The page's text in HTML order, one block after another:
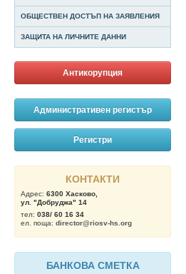
ОБЩЕСТВЕН ДОСТЪП НА ЗАЯВЛЕНИЯ
ЗАЩИТА НА ЛИЧНИТЕ ДАННИ
Антикорупция
Административен регистър
Регистри
КОНТАКТИ
Адрес: 6300 Хасково,
ул. "Добруджа" 14
тел: 038/ 60 16 34
ел. поща: director@riosv-hs.org
БАНКОВА СМЕТКА